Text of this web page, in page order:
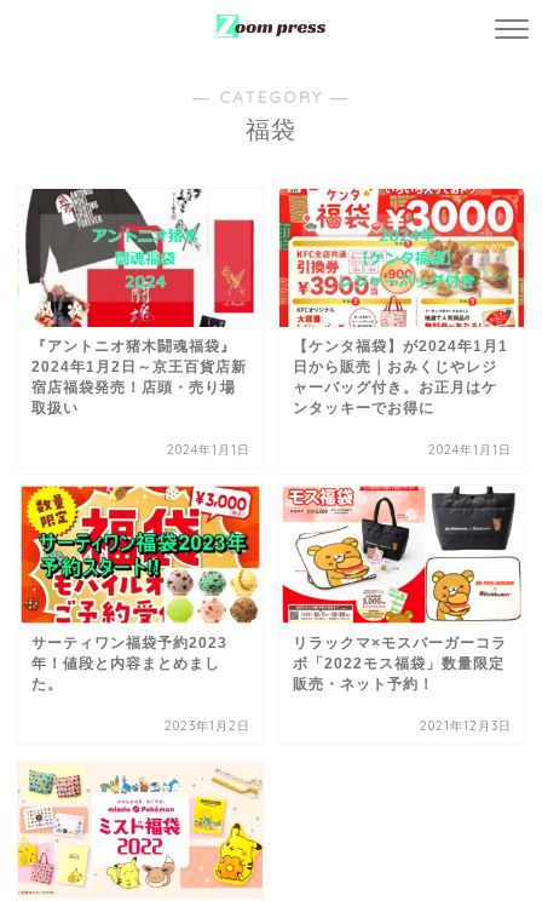
― CATEGORY ―
福袋
『アントニオ猪木闘魂福袋』
2024年1月2日～京王百貨店新
宿店福袋発売！店頭・売り場
取扱い
2024年1月1日
【ケンタ福袋】が2024年1月1
日から販売｜おみくじやレジ
ャーバッグ付き。お正月はケ
ンタッキーでお得に
2024年1月1日
サーティワン福袋予約2023
年！値段と内容まとめまし
た。
2023年1月2日
リラックマ×モスバーガーコラ
ボ「2022モス福袋」数量限定
販売・ネット予約！
2021年12月3日